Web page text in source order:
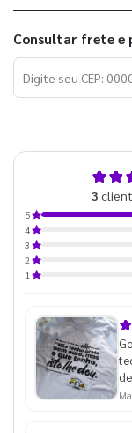
Consultar frete e
3
5
4
3
2
1